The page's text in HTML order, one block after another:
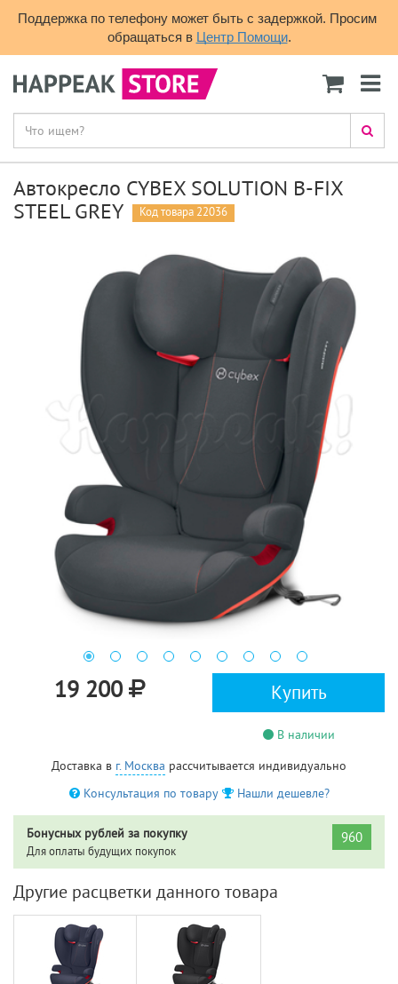
Поддержка по телефону может быть с задержкой. Просим
обращаться в Центр Помощи.
Автокресло CYBEX SOLUTION B-FIX
STEEL GREY
Код товара 22036
19 200 Купить
В наличии
Доставка в г. Москва рассчитывается индивидуально
Консультация по товару
Нашли дешевле?
Бонусных рублей за покупку
Для оплаты будущих покупок
960
Другие расцветки данного товара